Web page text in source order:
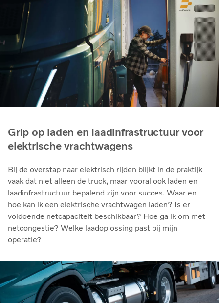
Grip op laden en laadinfrastructuur voor
elektrische vrachtwagens
Bij de overstap naar elektrisch rijden blijkt in de praktijk
vaak dat niet alleen de truck, maar vooral ook laden en
laadinfrastructuur bepalend zijn voor succes. Waar en
hoe kan ik een elektrische vrachtwagen laden? Is er
voldoende netcapaciteit beschikbaar? Hoe ga ik om met
netcongestie? Welke laadoplossing past bij mijn
operatie?